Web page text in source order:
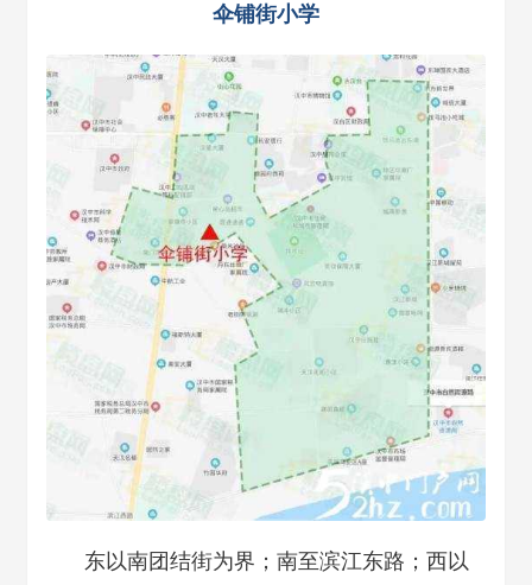
伞铺街小学
东以南团结街为界；南至滨江东路；西以